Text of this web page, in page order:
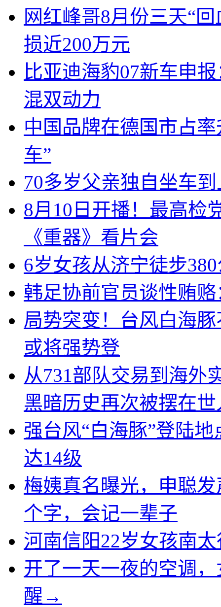
网红峰哥8月份三天“
损近200万元
比亚迪海豹07新车申
混双动力
中国品牌在德国市占
车”
70多岁父亲独自坐车
8月10日开播！最高检
《重器》看片会
6岁女孩从济宁徒步
韩足协前官员谈性贿
局势突变！台风白海
或将强势登
从731部队交易到海外
黑暗历史再次被摆在
强台风“白海豚”登陆
达14级
梅姨真名曝光，申聪
个字，会记一辈子
河南信阳22岁女孩南
开了一天一夜的空调
醒→